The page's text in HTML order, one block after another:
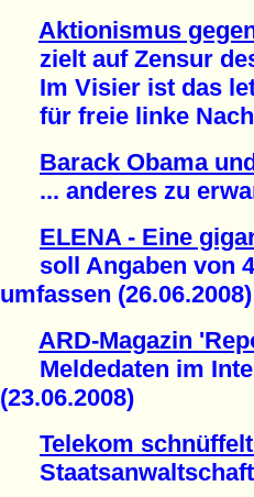
Aktionismus
zielt auf Zensur
Im Visier ist das
für freie linke
Barack Obama
... anderes zu
ELENA - Eine
soll Angaben von
umfassen (26.06.2008)
ARD-Magazin
Meldedaten im
(23.06.2008)
Telekom
Staatsanwaltschaft